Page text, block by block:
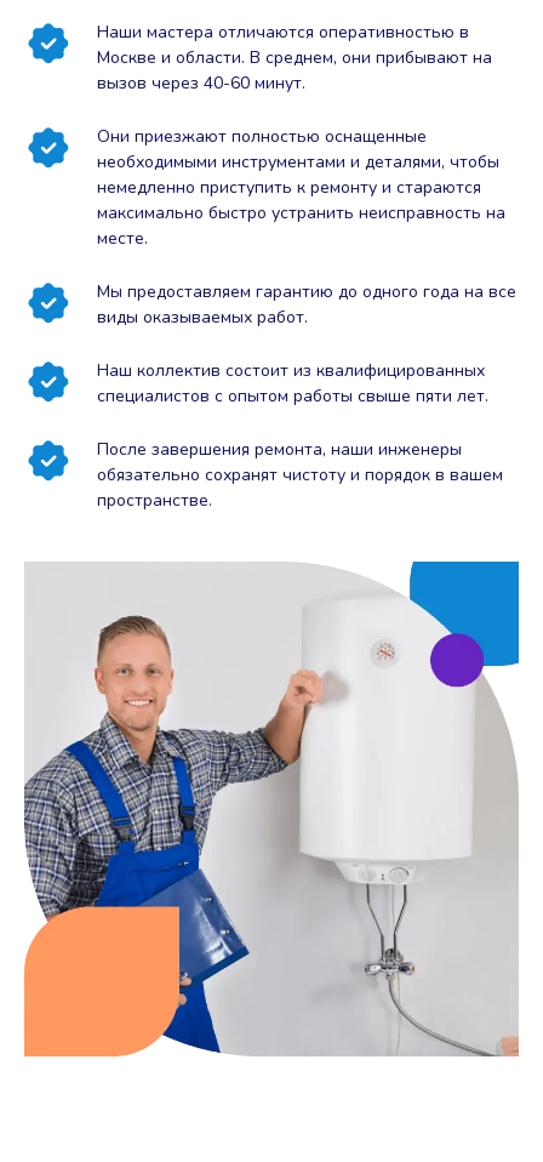
Наши мастера отличаются оперативностью в
Москве и области. В среднем, они прибывают на
вызов через 40-60 минут.
Они приезжают полностью оснащенные
необходимыми инструментами и деталями, чтобы
немедленно приступить к ремонту и стараются
максимально быстро устранить неисправность на
месте.
Мы предоставляем гарантию до одного года на все
виды оказываемых работ.
Наш коллектив состоит из квалифицированных
специалистов с опытом работы свыше пяти лет.
После завершения ремонта, наши инженеры
обязательно сохранят чистоту и порядок в вашем
пространстве.